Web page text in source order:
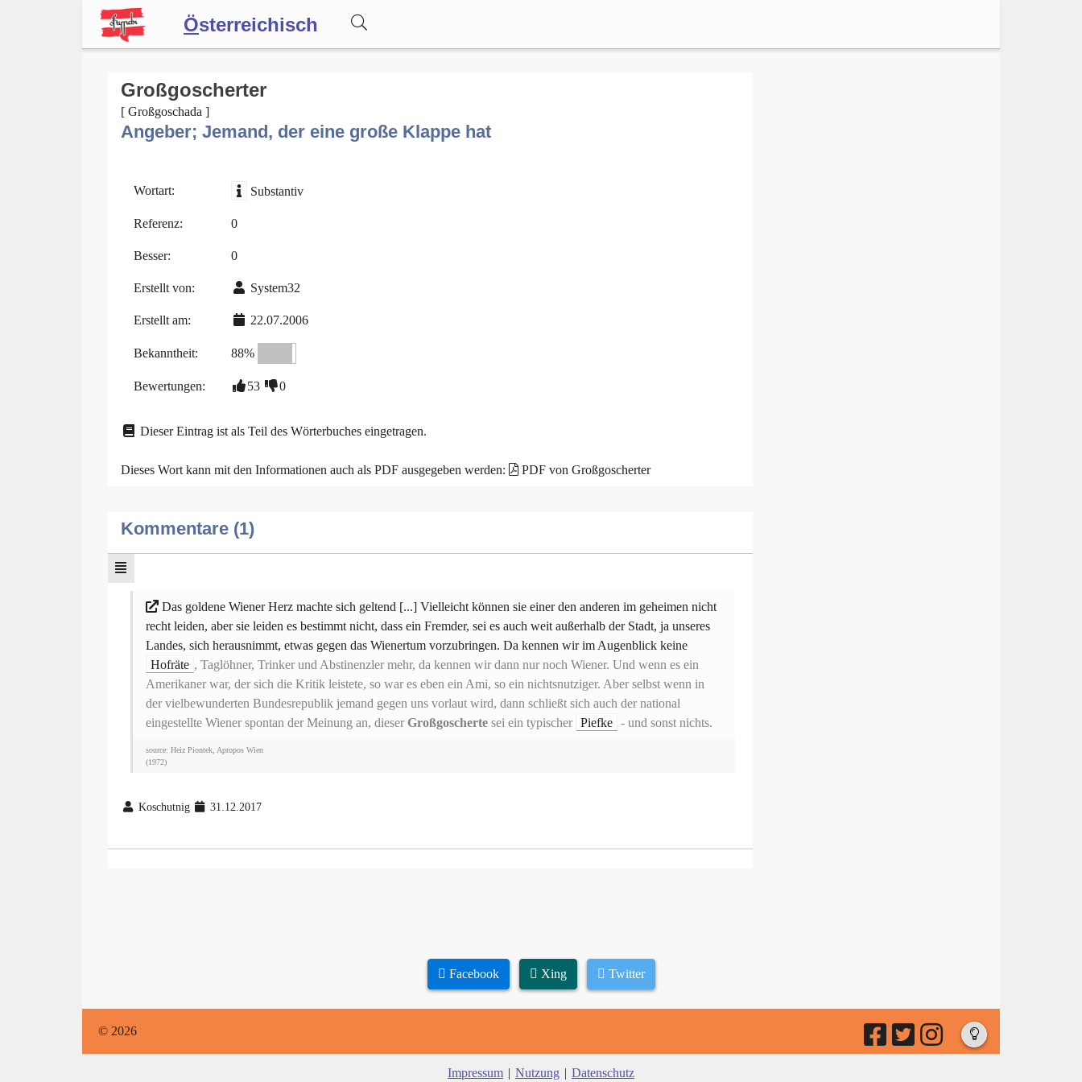
Österreichisch
Forum
Blog
Großgoscherter
[ Großgoschada ]
Angeber; Jemand, der eine große Klappe hat
Wortart: Substantiv
Referenz: 0
Besser: 0
Erstellt von: System32
Erstellt am: 22.07.2006
Bekanntheit: 88%
Bewertungen: 53 0
Dieser Eintrag ist als Teil des Wörterbuches eingetragen.
Dieses Wort kann mit den Informationen auch als PDF ausgegeben werden: PDF von Großgoscherter
Kommentare (1)
Das goldene Wiener Herz machte sich geltend [...] Vielleicht können sie einer den anderen im geheimen nicht
recht leiden, aber sie leiden es bestimmt nicht, dass ein Fremder, sei es auch weit außerhalb der Stadt, ja unseres
Landes, sich herausnimmt, etwas gegen das Wienertum vorzubringen. Da kennen wir im Augenblick keine
Hofräte , Taglöhner, Trinker und Abstinenzler mehr, da kennen wir dann nur noch Wiener. Und wenn es ein
Amerikaner war, der sich die Kritik leistete, so war es eben ein Ami, so ein nichtsnutziger. Aber selbst wenn in
der vielbewunderten Bundesrepublik jemand gegen uns vorlaut wird, dann schließt sich auch der national
eingestellte Wiener spontan der Meinung an, dieser Großgoscherte sei ein typischer Piefke - und sonst nichts.
source: Heiz Piontek, Apropos Wien
(1972)
Koschutnig 31.12.2017
Facebook Xing Twitter
© 2026
Impressum | Nutzung | Datenschutz